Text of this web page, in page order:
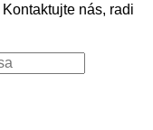
Kontaktujte nás, radi